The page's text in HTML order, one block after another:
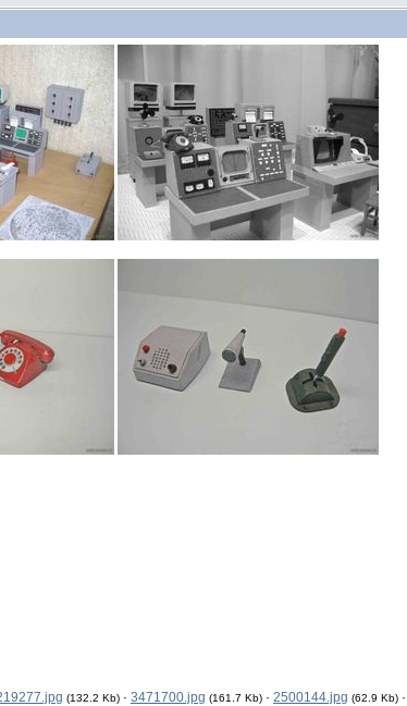
(132.2 Kb) · 3471700.jpg (161.7 Kb) · 2500144.jpg (62.9 Kb) ·